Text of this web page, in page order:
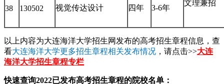
38 130502 视觉传达设计 四年 3-6年
以上内容为大连海洋大学招生网发布的高考招生章程信息，查
看大连海洋大学更多招生章程相关发布情况 ，请点击>>大连
海洋大学招生章程专栏
快速查询2022已发布高考招生章程的院校名单：